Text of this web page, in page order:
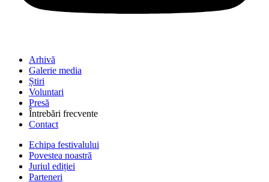
Arhivă
Galerie media
Știri
Voluntari
Presă
Întrebări frecvente
Contact
Echipa festivalului
Povestea noastră
Juriul ediției
Parteneri